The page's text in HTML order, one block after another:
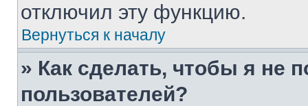
отключил эту функцию.
Вернуться к началу
» Как сделать, чтобы я не
пользователей?